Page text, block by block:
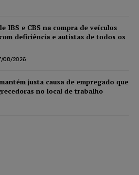
IBS e CBS na compra de veículos
deficiência e autistas de todos os
08/2026
justa causa de empregado que
no local de trabalho